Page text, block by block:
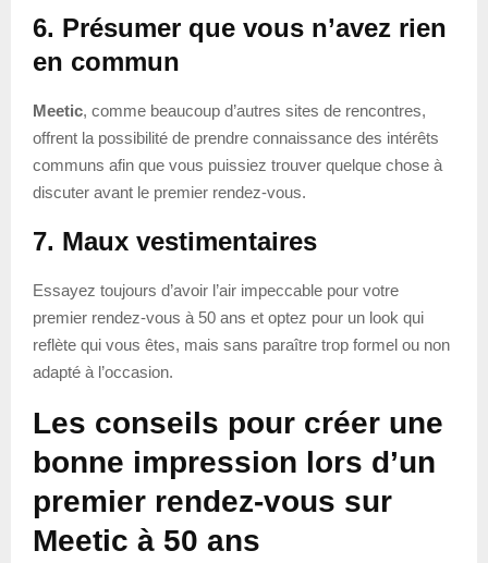
6. Présumer que vous n’avez rien
en commun
Meetic, comme beaucoup d’autres sites de rencontres,
offrent la possibilité de prendre connaissance des intérêts
communs afin que vous puissiez trouver quelque chose à
discuter avant le premier rendez-vous.
7. Maux vestimentaires
Essayez toujours d’avoir l’air impeccable pour votre
premier rendez-vous à 50 ans et optez pour un look qui
reflète qui vous êtes, mais sans paraître trop formel ou non
adapté à l’occasion.
Les conseils pour créer une
bonne impression lors d’un
premier rendez-vous sur
Meetic à 50 ans